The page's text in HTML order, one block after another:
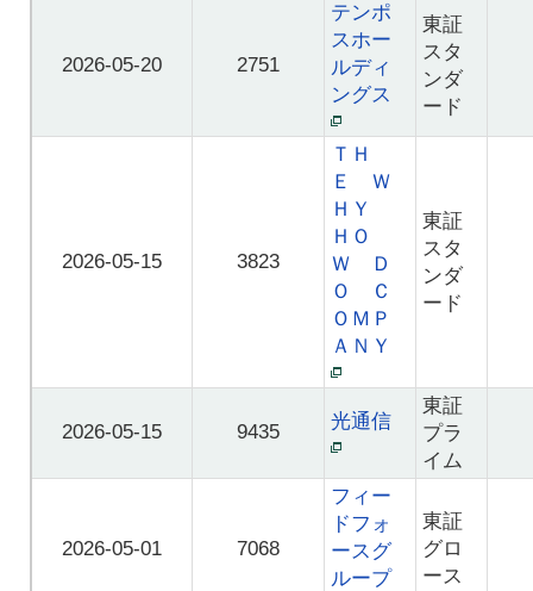
2026-05-20 2751
テンポ
スホー
ルディ
ングス
東証
スタ
ンダ
ード
2026-05-15 3823
ＴＨ
Ｅ Ｗ
ＨＹ
ＨＯ
Ｗ Ｄ
Ｏ Ｃ
ＯＭＰ
ＡＮＹ
東証
スタ
ンダ
ード
2026-05-15 9435 光通信
東証
プラ
イム
2026-05-01 7068
フィー
ドフォ
ースグ
ループ
東証
グロ
ース